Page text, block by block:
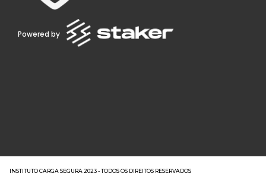
Powered by
INSTITUTO CARGA SEGURA 2023 - TODOS OS DIREITOS RESERVADOS